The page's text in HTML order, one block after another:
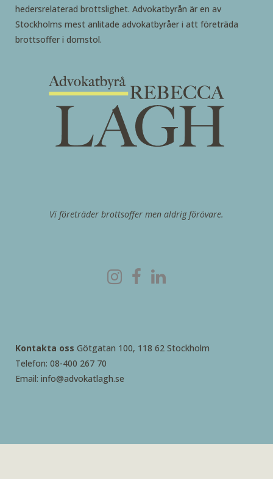
hedersrelaterad brottslighet. Advokatbyrån är en av
Stockholms mest anlitade advokatbyråer i att företräda
brottsoffer i domstol.
Vi företräder brottsoffer men aldrig förövare.
Kontakta oss Götgatan 100, 118 62 Stockholm
Telefon: 08-400 267 70
Email: info@advokatlagh.se